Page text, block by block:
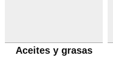
Aceites y grasas